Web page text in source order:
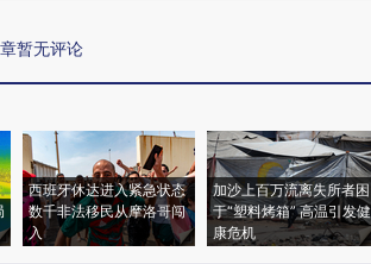
暂无评论
西班牙休达进入紧急状态
数千非法移民从摩洛哥闯
入
加沙上百万流离失所者困
于“塑料烤箱” 高温引发健
康危机